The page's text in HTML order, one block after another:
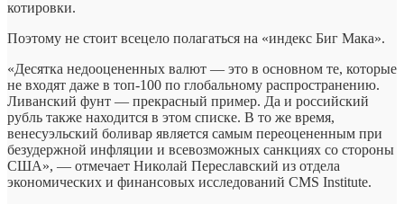
котировки.
Поэтому не стоит всецело полагаться на «индекс Биг Мака».
«Десятка недооцененных валют — это в основном те, которые
не входят даже в топ-100 по глобальному распространению.
Ливанский фунт — прекрасный пример. Да и российский
рубль также находится в этом списке. В то же время,
венесуэльский боливар является самым переоцененным при
безудержной инфляции и всевозможных санкциях со стороны
США», — отмечает Николай Переславский из отдела
экономических и финансовых исследований CMS Institute.